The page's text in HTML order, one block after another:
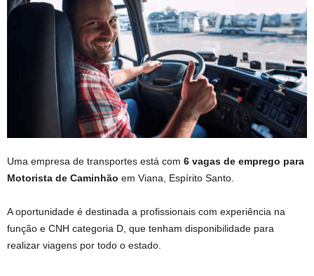
Uma empresa de transportes está com 6 vagas de emprego para
Motorista de Caminhão em Viana, Espírito Santo.
A oportunidade é destinada a profissionais com experiência na
função e CNH categoria D, que tenham disponibilidade para
realizar viagens por todo o estado.